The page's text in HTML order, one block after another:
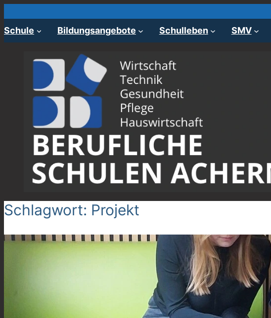
springen
Schule Bildungsangebote Schulleben SMV
Schlagwort: Projekt